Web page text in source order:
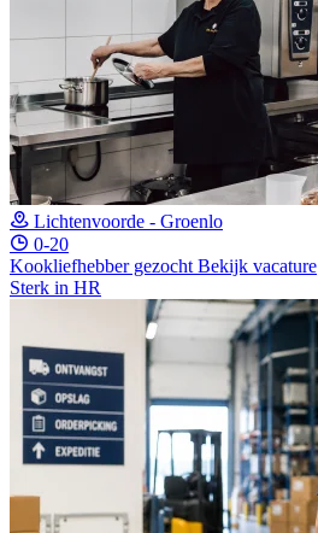
Lichtenvoorde - Groenlo
0-20
Kookliefhebber gezocht Bekijk vacature
Sterk in HR